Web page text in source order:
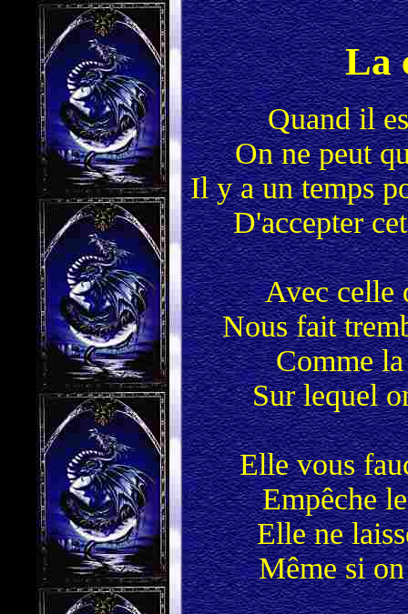
La
Quand il
On ne peut
Il y a un temps
D'accepter
Avec celle
Nous fait
Comme
Sur lequel
Elle vous
Empêche
Elle ne
Même si